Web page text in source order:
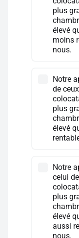
plus
élevé
moins
nous.
Notre
de
plus
élevé
Notre
celui
plus
élevé
aussi
nous.